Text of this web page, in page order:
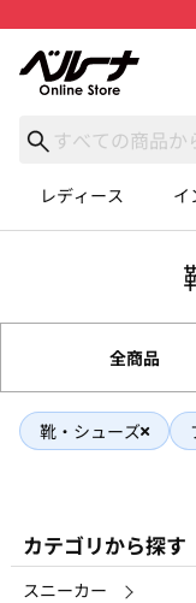
レディース イ
全商品
靴・シューズ
カテゴリから探す
スニーカー